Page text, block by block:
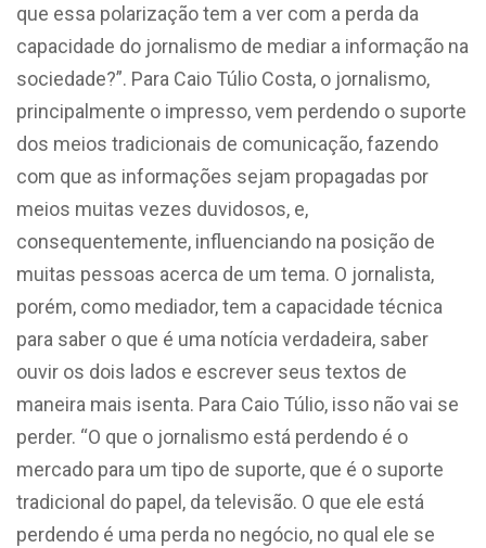
que essa polarização tem a ver com a perda da
capacidade do jornalismo de mediar a informação na
sociedade?”. Para Caio Túlio Costa, o jornalismo,
principalmente o impresso, vem perdendo o suporte
dos meios tradicionais de comunicação, fazendo
com que as informações sejam propagadas por
meios muitas vezes duvidosos, e,
consequentemente, influenciando na posição de
muitas pessoas acerca de um tema. O jornalista,
porém, como mediador, tem a capacidade técnica
para saber o que é uma notícia verdadeira, saber
ouvir os dois lados e escrever seus textos de
maneira mais isenta. Para Caio Túlio, isso não vai se
perder. “O que o jornalismo está perdendo é o
mercado para um tipo de suporte, que é o suporte
tradicional do papel, da televisão. O que ele está
perdendo é uma perda no negócio, no qual ele se